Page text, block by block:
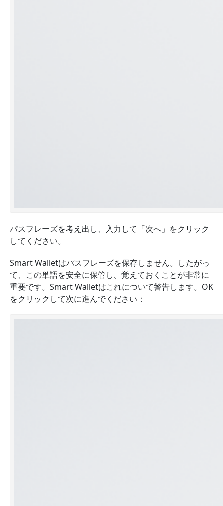
パスフレーズを考え出し、入力して 「次へ」 をクリック
してください。
Smart Walletはパスフレーズを保存しません。したがっ
て、この単語を安全に保管し、覚えておくことが非常に
重要です。Smart Walletはこれについて警告します。OK
をクリックして次に進んでください：